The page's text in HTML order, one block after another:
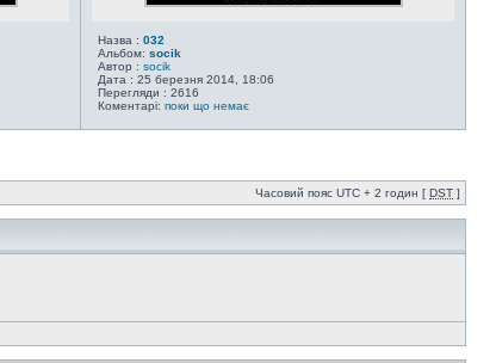
Назва : 032
Альбом: socik
Автор : socik
Дата : 25 березня 2014, 18:06
Перегляди : 2616
Коментарі: поки що немає
Часовий пояс UTC + 2 годин [ DST ]